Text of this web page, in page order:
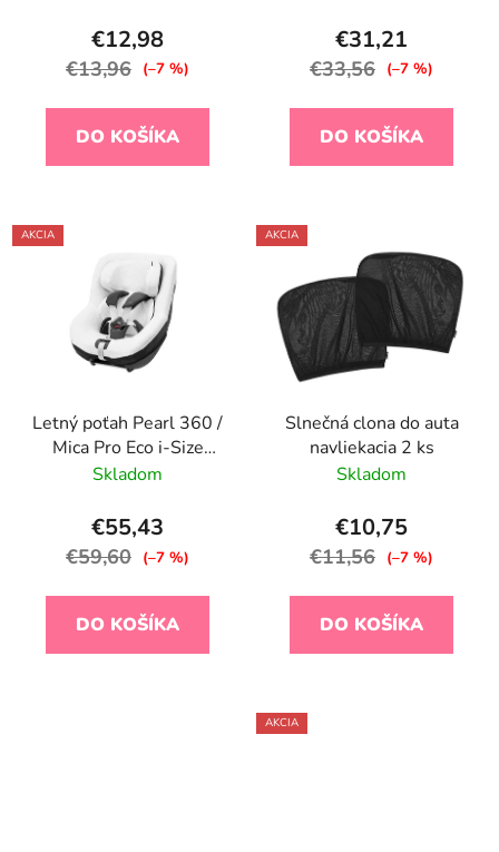
€12,98
€13,96 (–7 %)
DO KOŠÍKA
€31,21
€33,56 (–7 %)
DO KOŠÍKA
AKCIA
Letný poťah Pearl 360 /
Mica Pro Eco i-Size
White
Skladom
€55,43
€59,60 (–7 %)
DO KOŠÍKA
AKCIA
Slnečná clona do auta
navliekacia 2 ks
Skladom
€10,75
€11,56 (–7 %)
DO KOŠÍKA
AKCIA